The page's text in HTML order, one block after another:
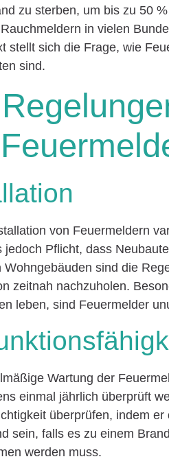
zu sterben, um bis zu 50
in vielen
stellt sich die Frage, wie
sind.
von Feuermeldern
Pflicht, dass
sind die
zeitnah nachzuholen.
leben, sind Feuermelder
Wartung der
einmal jährlich überprüft
überprüfen, indem er
sein, falls es zu einem
werden muss.